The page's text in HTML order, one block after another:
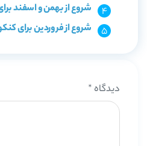
شروع از بهمن و اسفند برای کنکور
شروع از فروردین برای
دیدگاه *